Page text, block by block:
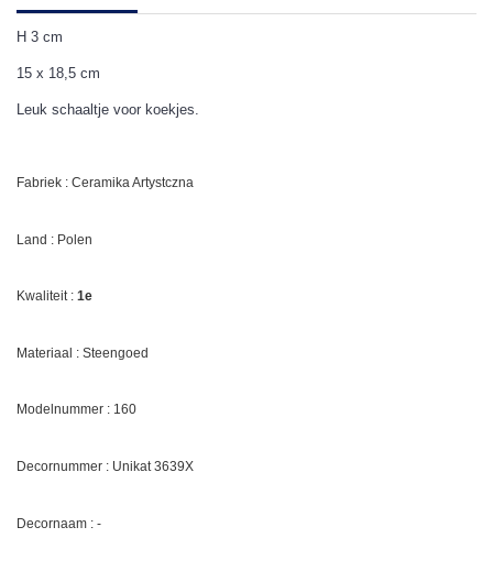
H 3 cm
15 x 18,5 cm
Leuk schaaltje voor koekjes.
Fabriek : Ceramika Artystczna
Land : Polen
Kwaliteit : 1e
Materiaal : Steengoed
Modelnummer : 160
Decornummer : Unikat3639X
Decornaam : -